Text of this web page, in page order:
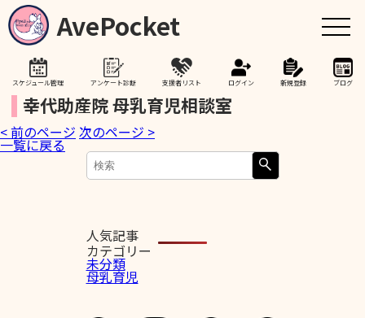
AvePocket
スケジュール管理 アンケート診断 支援者リスト ログイン 新規登録 ブログ
トップ
赤ちゃんが生まれたら
授乳期間を通して
助産院検索
幸代助産院 母乳育児相談室
< 前のページ 次のページ >
一覧に戻る
人気記事
カテゴリー
未分類
母乳育児